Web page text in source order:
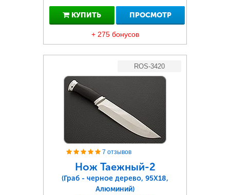
КУПИТЬ ПРОСМОТР
+ 275 бонусов
ROS-3420
7 отзывов
Нож Таежный-2
(Граб - черное дерево, 95Х18,
Алюминий)